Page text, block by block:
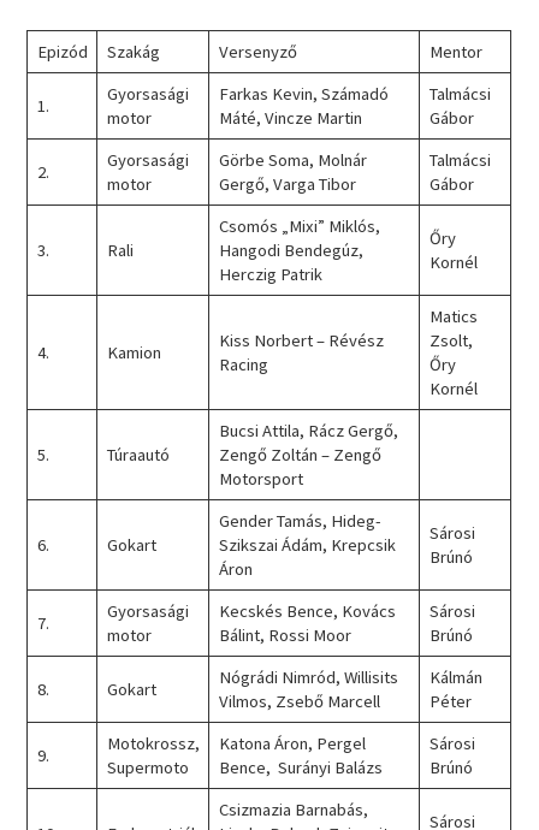
Epizód Szakág Versenyző Mentor
1.
Gyorsasági
motor
Farkas Kevin, Számadó
Máté, Vincze Martin
Talmácsi
Gábor
2.
Gyorsasági
motor
Görbe Soma, Molnár
Gergő, Varga Tibor
Talmácsi
Gábor
3. Rali
Csomós „Mixi” Miklós,
Hangodi Bendegúz,
Herczig Patrik
Őry
Kornél
4. Kamion
Kiss Norbert – Révész
Racing
Matics
Zsolt,
Őry
Kornél
5. Túraautó
Bucsi Attila, Rácz Gergő,
Zengő Zoltán – Zengő
Motorsport
6. Gokart
Gender Tamás, Hideg-
Szikszai Ádám, Krepcsik
Áron
Sárosi
Brúnó
7.
Gyorsasági
motor
Kecskés Bence, Kovács
Bálint, Rossi Moor
Sárosi
Brúnó
8. Gokart
Nógrádi Nimród, Willisits
Vilmos, Zsebő Marcell
Kálmán
Péter
9.
Motokrossz,
Supermoto
Katona Áron, Pergel
Bence, Surányi Balázs
Sárosi
Brúnó
Csizmazia Barnabás,
Sárosi